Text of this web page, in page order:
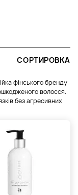
СОРТИРОВКА
фінського бренду
волосся.
без агресивних